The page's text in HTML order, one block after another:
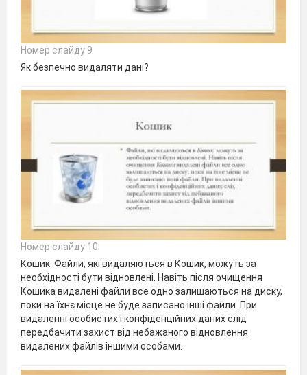
Номер слайду 9
Як безпечно видаляти дані?
Номер слайду 10
Кошик. Файли, які видаляються в Кошик, можуть за
необхідності бути від­новлені. Навіть після очищення
Кошика видалені файли все одно зали­шаються на диску,
поки на їхнє місце не буде записано інші файли. При
видаленні особистих і конфіденційних даних слід
передбачити захист від небажаного відновлення
видалених файлів іншими особами.